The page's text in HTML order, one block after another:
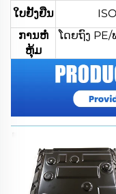
ໃບຢັ້ງຢືນ
ການຫໍ່
ຫຸ້ມ
ໂດຍຖົງ